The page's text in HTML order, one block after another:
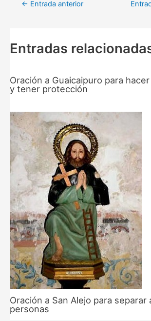
← Entrada anterior
Entradas
Oración a Guaicaipuro para
y tener protección
Oración a San Alejo para separar
personas